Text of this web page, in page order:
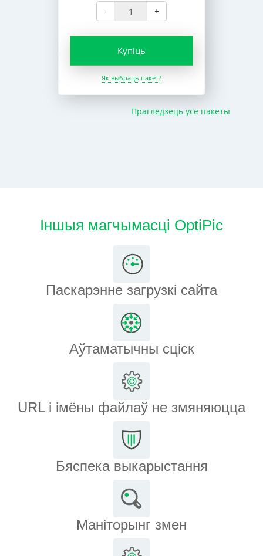
- +
Купіць
Як выбраць пакет?
Прагледзець усе пакеты
Іншыя магчымасці OptiPic
Паскарэнне загрузкі сайта
Аўтаматычны сціск
URL і імёны файлаў не змяняюцца
Бяспека выкарыстання
Маніторынг змен